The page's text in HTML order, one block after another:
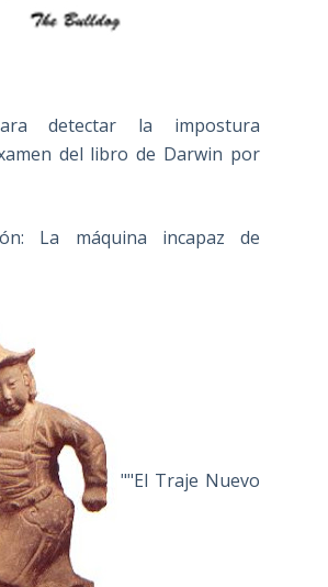
detectar la impostura
del libro de Darwin por
La máquina incapaz de
""El Traje Nuevo